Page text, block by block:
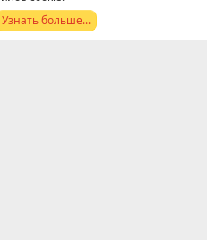
Помощь
R
S
Узнать больше...